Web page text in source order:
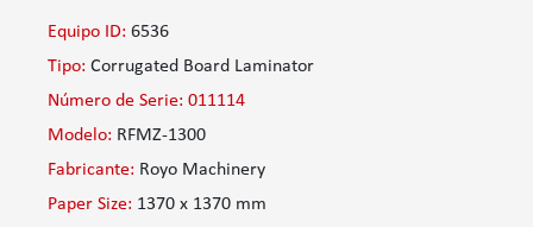
Equipo ID: 6536
Tipo: Corrugated Board Laminator
Número de Serie: 011114
Modelo: RFMZ-1300
Fabricante: Royo Machinery
Paper Size: 1370 x 1370 mm